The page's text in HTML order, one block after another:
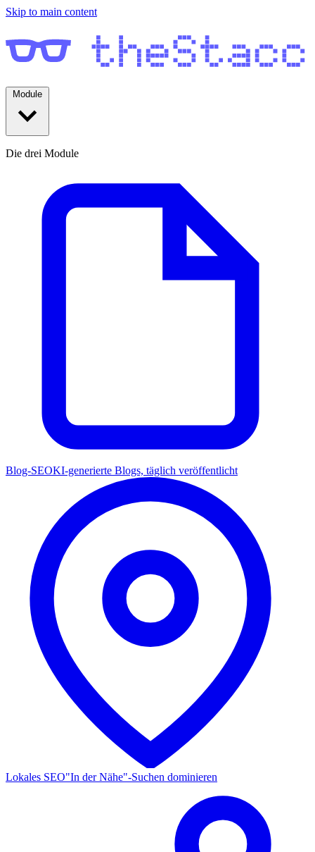
Skip to main content
Die drei Module
Blog-SEOKI-generierte Blogs, täglich veröffentlicht
Lokales SEO"In der Nähe"-Suchen dominieren